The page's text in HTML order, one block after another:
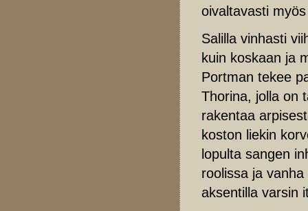
oivaltavasti
Salilla vinhasti
kuin koskaan ja
Portman tekee
Thorina, jolla on
rakentaa
koston liekin
lopulta sangen
roolissa ja
aksentilla varsin